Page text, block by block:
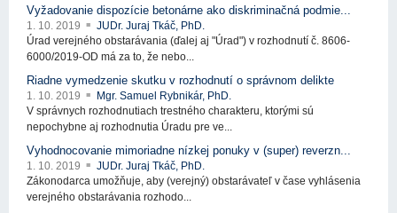
Vyžadovanie dispozície betonárne ako diskriminačná podmie...
1. 10. 2019
JUDr. Juraj Tkáč, PhD.
Úrad verejného obstarávania (ďalej aj "Úrad") v rozhodnutí č. 8606-
6000/2019-OD má za to, že nebo...
Riadne vymedzenie skutku v rozhodnutí o správnom delikte
1. 10. 2019
Mgr. Samuel Rybnikár, PhD.
V správnych rozhodnutiach trestného charakteru, ktorými sú
nepochybne aj rozhodnutia Úradu pre ve...
Vyhodnocovanie mimoriadne nízkej ponuky v (super) reverzn...
1. 10. 2019
JUDr. Juraj Tkáč, PhD.
Zákonodarca umožňuje, aby (verejný) obstarávateľ v čase vyhlásenia
verejného obstarávania rozhodo...